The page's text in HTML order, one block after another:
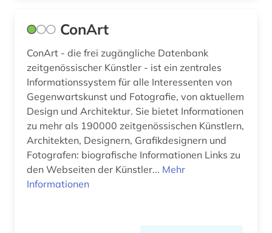
byzantinistik (1)
byzanz (3)
böhmen (2)
böhmische länder (1)
bühnenkünstler (1)
bürger (1)
ConArt
ConArt - die frei zugängliche Datenbank
zeitgenössischer Künstler - ist ein zentrales
Informationssystem für alle Interessenten von
Gegenwartskunst und Fotografie, von aktuellem
Design und Architektur. Sie bietet Informationen
zu mehr als 190000 zeitgenössischen Künstlern,
Architekten, Designern, Grafikdesignern und
Fotografen: biografische Informationen Links zu
den Webseiten der Künstler... Mehr
Informationen